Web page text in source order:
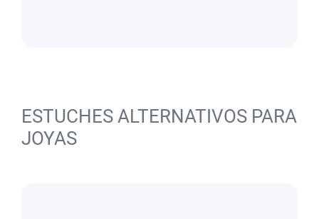
ESTUCHES ALTERNATIVOS PARA
JOYAS